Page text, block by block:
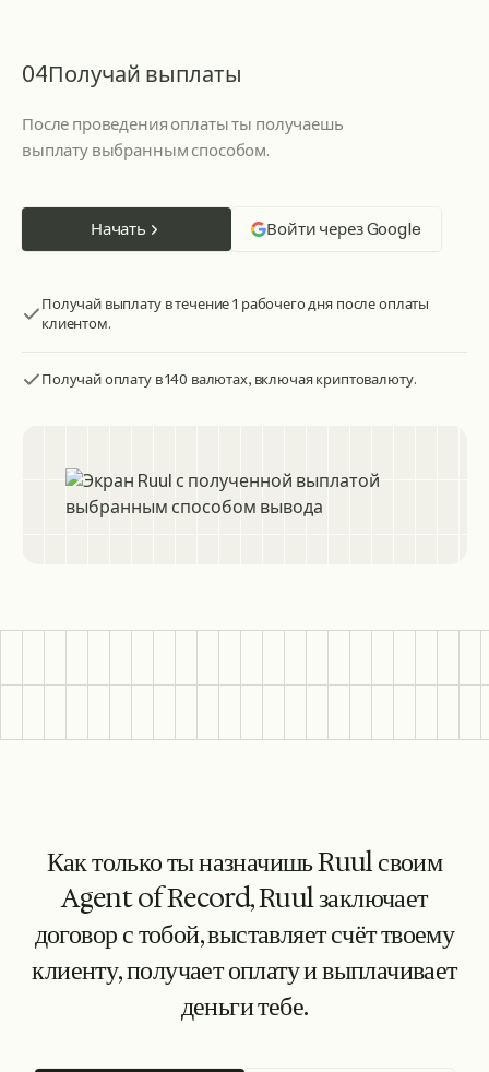
04Получай выплаты
После проведения оплаты ты получаешь
выплату выбранным способом.
Начать Войти через Google
Получай выплату в течение 1 рабочего дня после оплаты
клиентом.
Получай оплату в 140 валютах, включая криптовалюту.
Как только ты назначишь Ruul своим
Agent of Record, Ruul заключает
договор с тобой, выставляет счёт твоему
клиенту, получает оплату и выплачивает
деньги тебе.